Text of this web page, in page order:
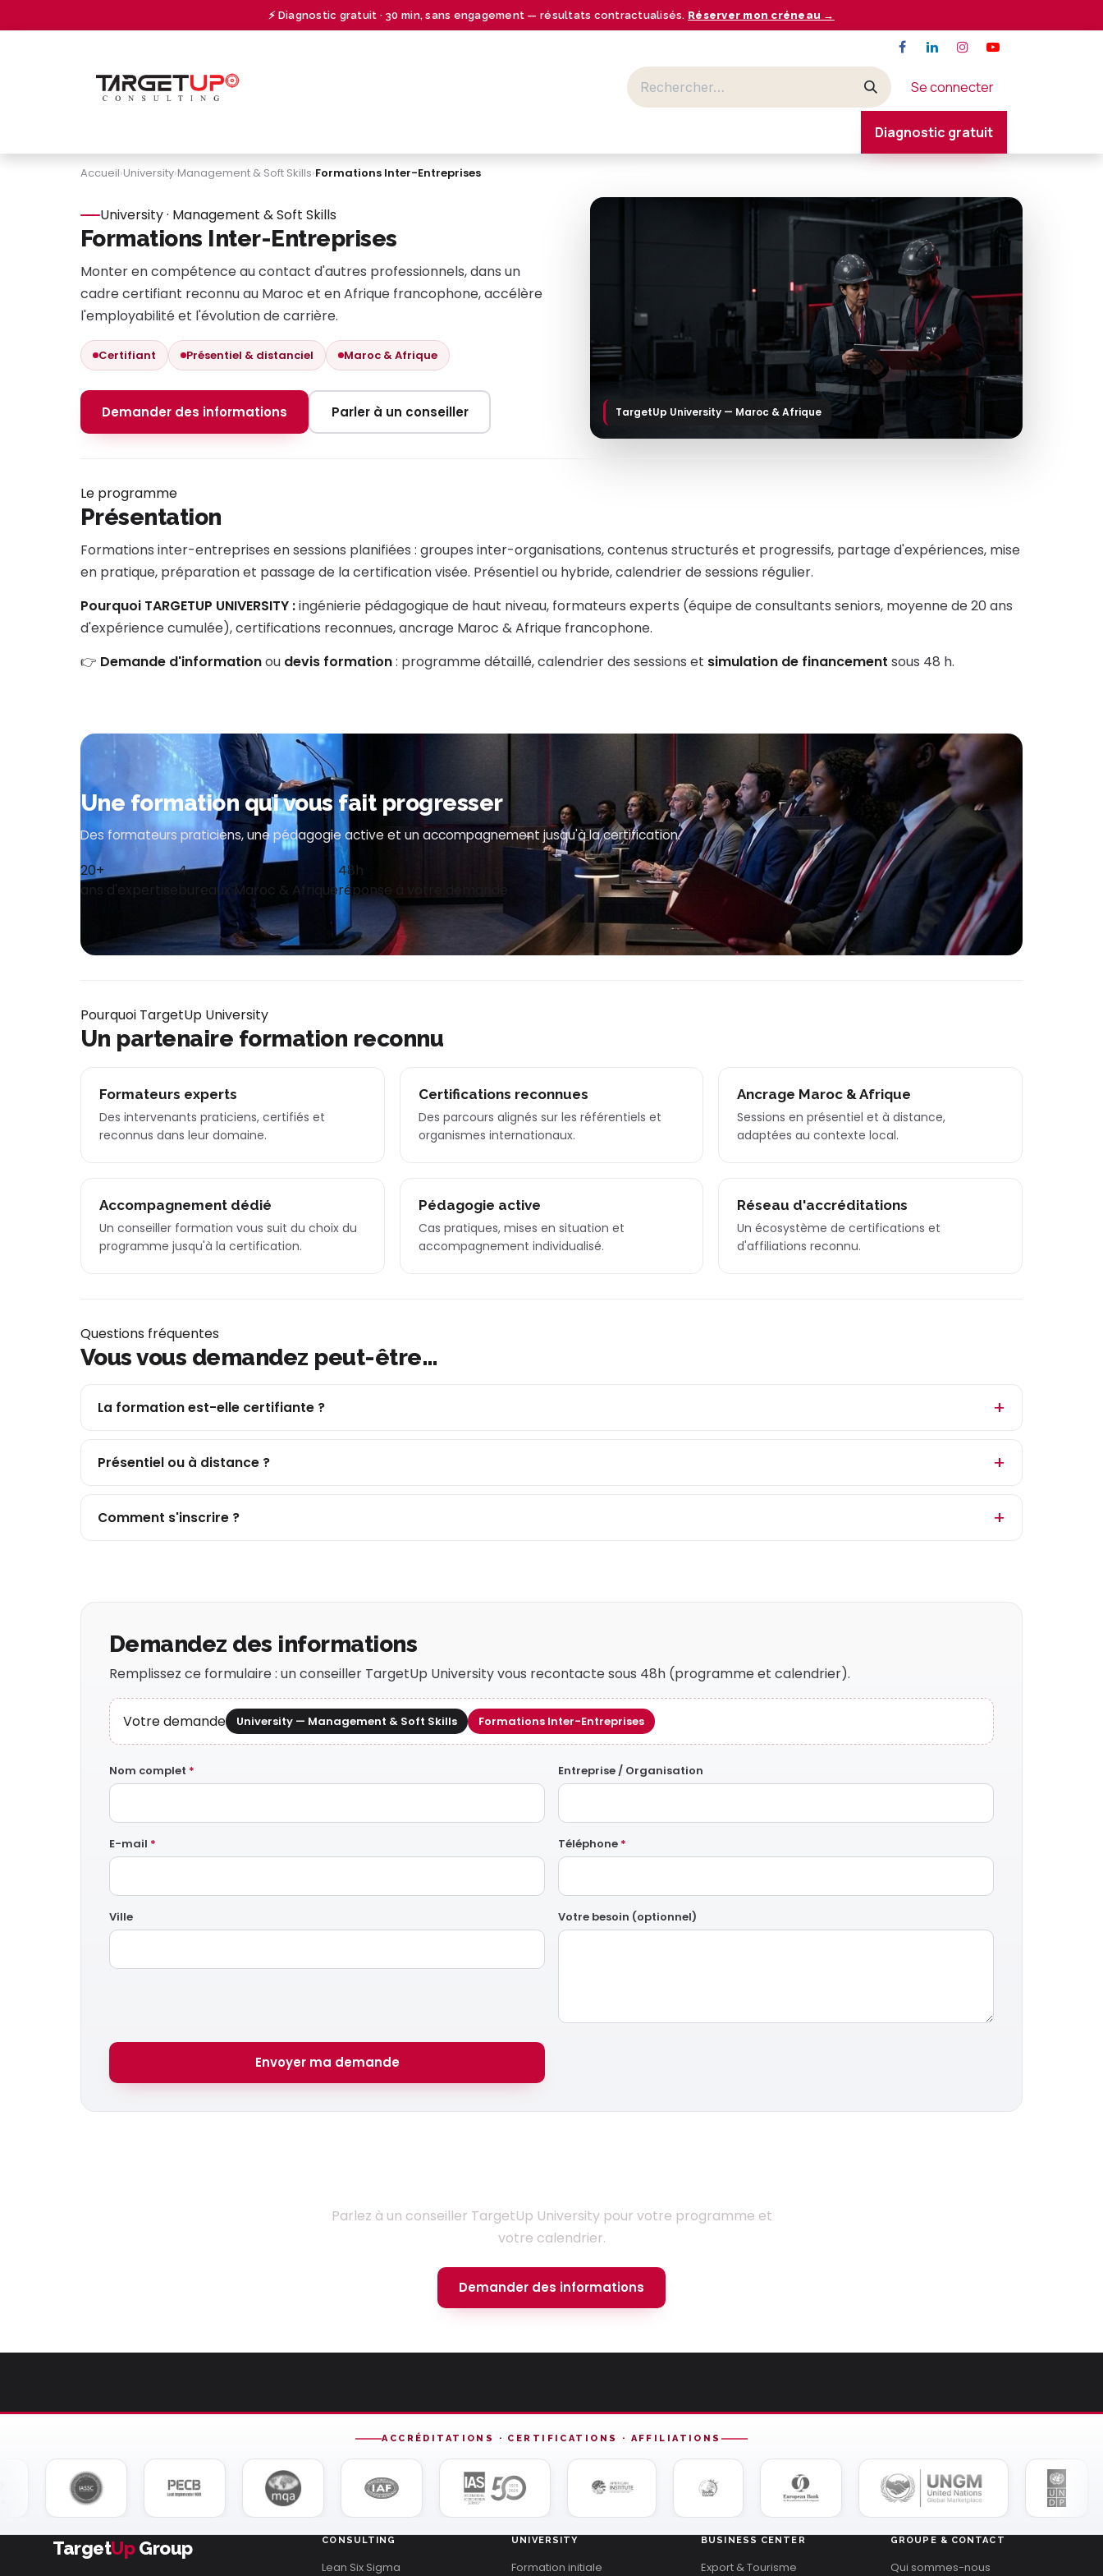
⚡ Diagnostic gratuit · 30 min, sans engagement — résultats contractualisés. Réserver mon créneau →
Se connecter
Diagnostic gratuit
Accueil›University›Management & Soft Skills›Formations Inter-Entreprises
University · Management & Soft Skills
Formations Inter-Entreprises
Monter en compétence au contact d'autres professionnels, dans un
cadre certifiant reconnu au Maroc et en Afrique francophone, accélère
l'employabilité et l'évolution de carrière.
Certifiant Présentiel & distanciel Maroc & Afrique
Demander des informations Parler à un conseiller TargetUp University — Maroc & Afrique
Le programme
Présentation
Formations inter-entreprises en sessions planifiées : groupes inter-organisations, contenus structurés et progressifs, partage d'expériences, mise
en pratique, préparation et passage de la certification visée. Présentiel ou hybride, calendrier de sessions régulier.
Pourquoi TARGETUP UNIVERSITY :ingénierie pédagogique de haut niveau, formateurs experts (équipe de consultants seniors, moyenne de 20 ans
d'expérience cumulée), certifications reconnues, ancrage Maroc & Afrique francophone.
👉 Demande d'informationou devis formation: programme détaillé, calendrier des sessions et simulation de financement sous 48 h.
Une formation qui vous fait progresser
Des formateurs praticiens, une pédagogie active et un accompagnement jusqu'à la certification.
20+
ans d'expertise
4
bureaux Maroc & Afrique
48h
réponse à votre demande
Pourquoi TargetUp University
Un partenaire formation reconnu
Formateurs experts
Des intervenants praticiens, certifiés et
reconnus dans leur domaine.
Certifications reconnues
Des parcours alignés sur les référentiels et
organismes internationaux.
Ancrage Maroc & Afrique
Sessions en présentiel et à distance,
adaptées au contexte local.
Accompagnement dédié
Un conseiller formation vous suit du choix du
programme jusqu'à la certification.
Pédagogie active
Cas pratiques, mises en situation et
accompagnement individualisé.
Réseau d'accréditations
Un écosystème de certifications et
d'affiliations reconnu.
Questions fréquentes
Vous vous demandez peut-être…
La formation est-elle certifiante ?
Présentiel ou à distance ?
Comment s'inscrire ?
Demandez des informations
Remplissez ce formulaire : un conseiller TargetUp University vous recontacte sous 48h (programme et calendrier).
Votre demande University — Management & Soft Skills Formations Inter-Entreprises
Nom complet * Entreprise / Organisation
E-mail * Téléphone *
Ville Votre besoin (optionnel)
Envoyer ma demande
Parlez à un conseiller TargetUp University pour votre programme et
votre calendrier.
Demander des informations
ACCRÉDITATIONS · CERTIFICATIONS · AFFILIATIONS
TargetUpGroup CONSULTING
Lean Six Sigma
UNIVERSITY
Formation initiale
BUSINESS CENTER
Export & Tourisme
GROUPE & CONTACT
Qui sommes-nous